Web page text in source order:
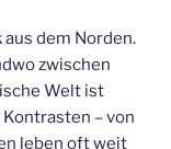
dem Norden.
zwischen
Welt ist
– von
leben oft weit